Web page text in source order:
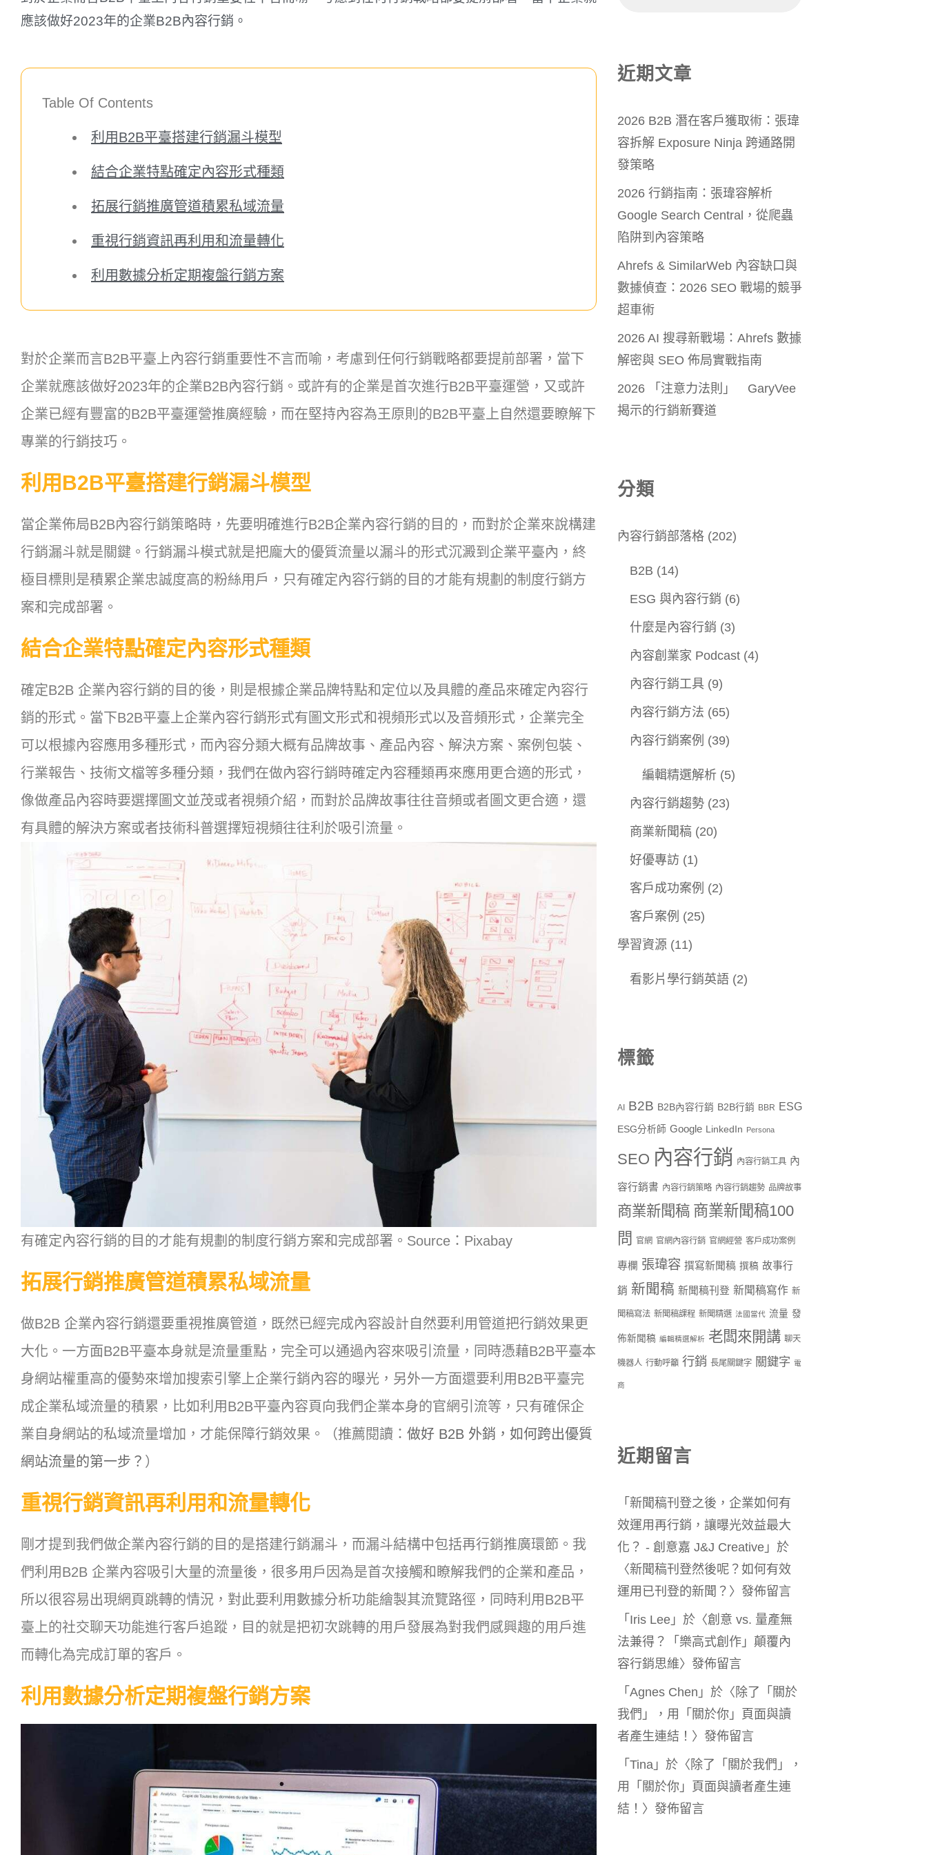
應該做好2023年的企業B2B內容行銷。
Table Of Contents
利用B2B平臺搭建行銷漏斗模型
結合企業特點確定內容形式種類
拓展行銷推廣管道積累私域流量
重視行銷資訊再利用和流量轉化
利用數據分析定期複盤行銷方案
對於企業而言B2B平臺上內容行銷重要性不言而喻，考慮到任何行銷戰略都要提前部署，當下
企業就應該做好2023年的企業B2B內容行銷。或許有的企業是首次進行B2B平臺運營，又或許
企業已經有豐富的B2B平臺運營推廣經驗，而在堅持內容為王原則的B2B平臺上自然還要瞭解下
專業的行銷技巧。
利用B2B平臺搭建行銷漏斗模型
當企業佈局B2B內容行銷策略時，先要明確進行B2B企業內容行銷的目的，而對於企業來說構建
行銷漏斗就是關鍵。行銷漏斗模式就是把龐大的優質流量以漏斗的形式沉澱到企業平臺內，終
極目標則是積累企業忠誠度高的粉絲用戶，只有確定內容行銷的目的才能有規劃的制度行銷方
案和完成部署。
結合企業特點確定內容形式種類
確定B2B 企業內容行銷的目的後，則是根據企業品牌特點和定位以及具體的產品來確定內容行
銷的形式。當下B2B平臺上企業內容行銷形式有圖文形式和視頻形式以及音頻形式，企業完全
可以根據內容應用多種形式，而內容分類大概有品牌故事、產品內容、解決方案、案例包裝、
行業報告、技術文檔等多種分類，我們在做內容行銷時確定內容種類再來應用更合適的形式，
像做產品內容時要選擇圖文並茂或者視頻介紹，而對於品牌故事往往音頻或者圖文更合適，還
有具體的解決方案或者技術科普選擇短視頻往往利於吸引流量。
有確定內容行銷的目的才能有規劃的制度行銷方案和完成部署。Source：Pixabay
拓展行銷推廣管道積累私域流量
做B2B 企業內容行銷還要重視推廣管道，既然已經完成內容設計自然要利用管道把行銷效果更
大化。一方面B2B平臺本身就是流量重點，完全可以通過內容來吸引流量，同時憑藉B2B平臺本
身網站權重高的優勢來增加搜索引擎上企業行銷內容的曝光，另外一方面還要利用B2B平臺完
成企業私域流量的積累，比如利用B2B平臺內容頁向我們企業本身的官網引流等，只有確保企
業自身網站的私域流量增加，才能保障行銷效果。（推薦閱讀： 做好 B2B 外銷，如何跨出優質
網站流量的第一步？ ）
重視行銷資訊再利用和流量轉化
剛才提到我們做企業內容行銷的目的是搭建行銷漏斗，而漏斗結構中包括再行銷推廣環節。我
們利用B2B 企業內容吸引大量的流量後，很多用戶因為是首次接觸和瞭解我們的企業和產品，
所以很容易出現網頁跳轉的情況，對此要利用數據分析功能繪製其流覽路徑，同時利用B2B平
臺上的社交聊天功能進行客戶追蹤，目的就是把初次跳轉的用戶發展為對我們感興趣的用戶進
而轉化為完成訂單的客戶。
利用數據分析定期複盤行銷方案
近期文章
2026 B2B 潛在客戶獲取術：張瑋
容拆解 Exposure Ninja 跨通路開
發策略
2026 行銷指南：張瑋容解析
Google Search Central，從爬蟲
陷阱到內容策略
Ahrefs & SimilarWeb 內容缺口與
數據偵查：2026 SEO 戰場的競爭
超車術
2026 AI 搜尋新戰場：Ahrefs 數據
解密與 SEO 佈局實戰指南
2026 「注意力法則」 GaryVee
揭示的行銷新賽道
分類
內容行銷部落格 (202)
B2B (14)
ESG 與內容行銷 (6)
什麼是內容行銷 (3)
內容創業家 Podcast (4)
內容行銷工具 (9)
內容行銷方法 (65)
內容行銷案例 (39)
編輯精選解析 (5)
內容行銷趨勢 (23)
商業新聞稿 (20)
好優專訪 (1)
客戶成功案例 (2)
客戶案例 (25)
學習資源 (11)
看影片學行銷英語 (2)
標籤
AI B2B B2B內容行銷 B2B行銷 BBR ESG
ESG分析師 Google LinkedIn Persona
SEO 內容行銷 內容行銷工具 內
容行銷書 內容行銷策略 內容行銷趨勢 品牌故事
商業新聞稿 商業新聞稿100
問
官網 官網內容行銷 官網經營 客戶成功案例
專欄 張瑋容 撰寫新聞稿 撰稿 故事行
銷 新聞稿 新聞稿刊登 新聞稿寫作 新
聞稿寫法 新聞稿課程 新聞精選 法國當代 流量 發
佈新聞稿 編輯精選解析 老闆來開講 聊天
機器人 行動呼籲 行銷 長尾關鍵字 關鍵字 電
商
近期留言
「 新聞稿刊登之後，企業如何有
效運用再行銷，讓曝光效益最大
化？ - 創意嘉 J&J Creative 」於
〈新聞稿刊登然後呢？如何有效
運用已刊登的新聞？ 〉發佈留言
「 Iris Lee 」於〈創意 vs. 量產無
法兼得？「樂高式創作」顛覆內
容行銷思維〉發佈留言
「 Agnes Chen 」於〈 除了「關於
我們」，用「關於你」頁面與讀
者產生連結！ 〉發佈留言
「 Tina 」於〈 除了「關於我們」，
用「關於你」頁面與讀者產生連
結！ 〉發佈留言